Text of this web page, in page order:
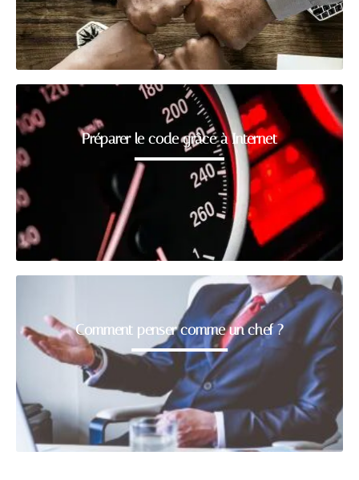
Préparer le code grâce à Internet
Comment penser comme un chef ?